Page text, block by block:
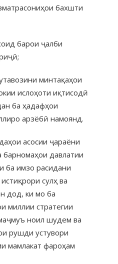
бахшти
барои ҷалби
минтақаҳои
ислоҳоти иқтисодӣ
ба ҳадафҳои
арзёбӣ намоянд.
асосии ҷараёни
барномаҳои давлатии
ба имзо расидани
сулҳ ва
дод, ки мо ба
миллии стратегии
ноил шудем ва
рушди устувори
мамлакат фароҳам